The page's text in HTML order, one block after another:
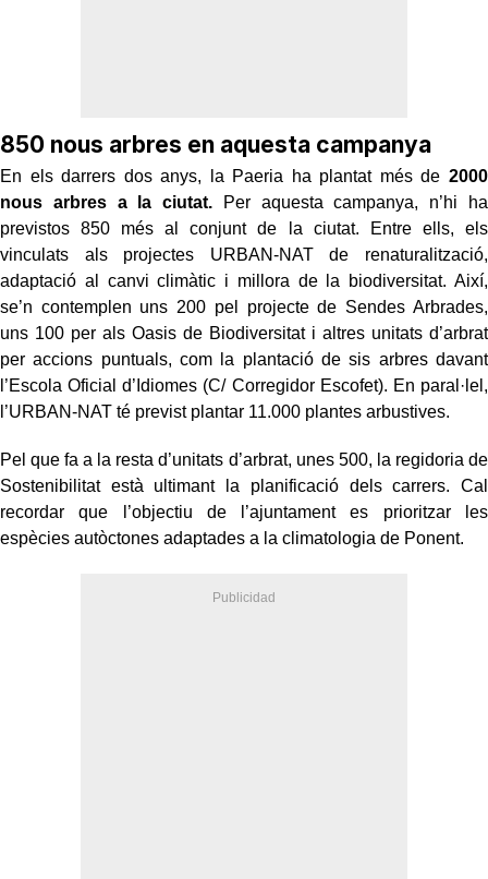
850 nous arbres en aquesta campanya
En els darrers dos anys, la Paeria ha plantat més de 2000
nous arbres a la ciutat.
Per aquesta campanya, n’hi ha
previstos 850 més al conjunt de la ciutat. Entre ells, els
vinculats als projectes URBAN-NAT de renaturalització,
adaptació al canvi climàtic i millora de la biodiversitat. Així,
se’n contemplen uns 200 pel projecte de Sendes Arbrades,
uns 100 per als Oasis de Biodiversitat i altres unitats d’arbrat
per accions puntuals, com la plantació de sis arbres davant
l’Escola Oficial d’Idiomes (C/ Corregidor Escofet). En paral·lel,
l’URBAN-NAT té previst plantar 11.000 plantes arbustives.
Pel que fa a la resta d’unitats d’arbrat, unes 500, la regidoria de
Sostenibilitat està ultimant la planificació dels carrers. Cal
recordar que l’objectiu de l’ajuntament es prioritzar les
espècies autòctones adaptades a la climatologia de Ponent.